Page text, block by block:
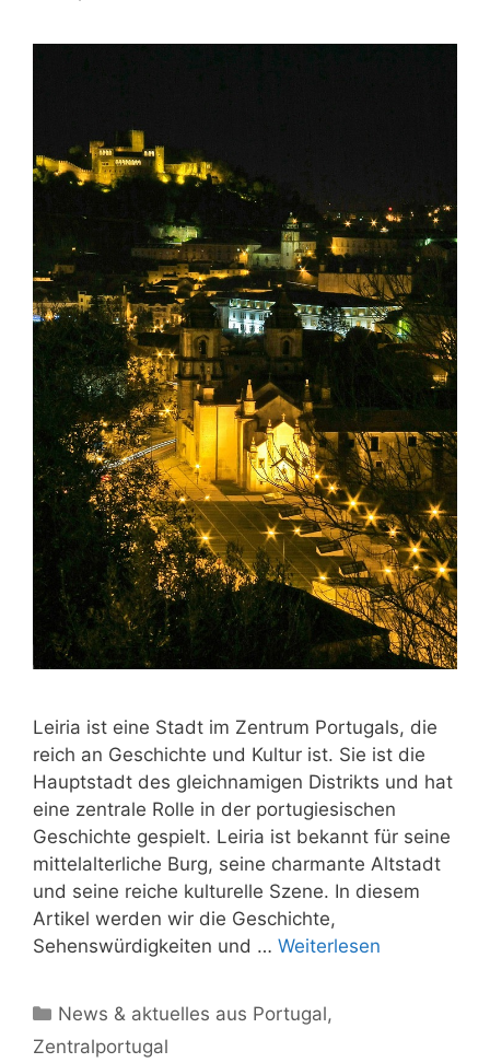
Leiria ist eine Stadt im Zentrum Portugals, die
reich an Geschichte und Kultur ist. Sie ist die
Hauptstadt des gleichnamigen Distrikts und hat
eine zentrale Rolle in der portugiesischen
Geschichte gespielt. Leiria ist bekannt für seine
mittelalterliche Burg, seine charmante Altstadt
und seine reiche kulturelle Szene. In diesem
Artikel werden wir die Geschichte,
Sehenswürdigkeiten und … Weiterlesen
Kategorien
News & aktuelles aus Portugal,
Zentralportugal